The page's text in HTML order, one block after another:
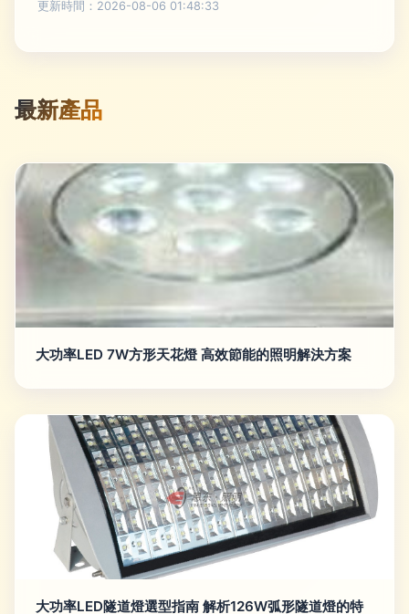
更新時間：2026-08-06 01:48:33
最新產品
大功率LED 7W方形天花燈 高效節能的照明解決方案
大功率LED隧道燈選型指南 解析126W弧形隧道燈的特